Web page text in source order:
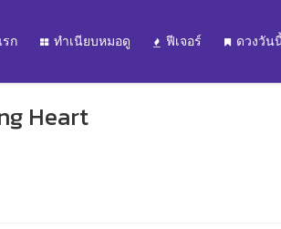
ก ทำเนียบหมอดู ฟีเจอร์ ดวงวัน
Heart